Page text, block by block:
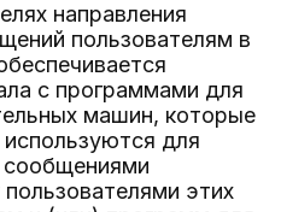
направления
пользователям в
с программами для
машин, которые
для
этих